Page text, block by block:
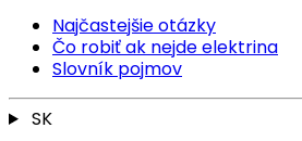
Najčastejšie otázky
Čo robiť ak nejde elektrina
Slovník pojmov
SK